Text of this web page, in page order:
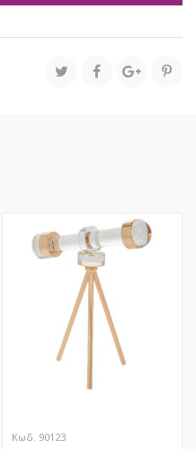
ΛΑΔΙ
Φ15Χ30ΕΚ
USB
Κωδ. 90123